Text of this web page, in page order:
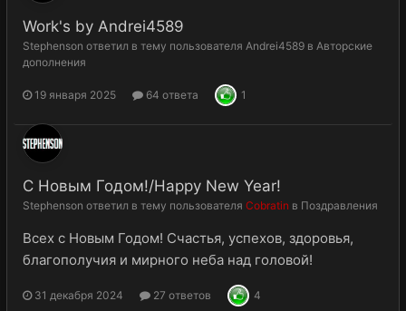
Work's by Andrei4589
Stephenson ответил в тему пользователя Andrei4589 в Авторские
дополнения
19 января 2025 64 ответа 1
С Новым Годом!/Happy New Year!
Stephenson ответил в тему пользователя Cobratin в Поздравления
Всех с Новым Годом! Счастья, успехов, здоровья,
благополучия и мирного неба над головой!
31 декабря 2024 27 ответов 4